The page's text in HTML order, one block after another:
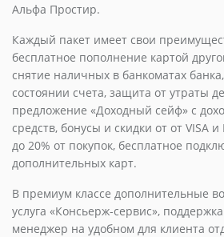
Альфа Простир.
Каждый пакет имеет свои
бесплатное пополнение картой
снятие наличных в банкоматах
состоянии счета, защита от утраты
предложение «Доходный сейф» с
средств, бонусы и скидки от от VISA
до 20% от покупок, бесплатное
дополнительных карт.
В премиум классе дополнительные
услуга «Консьерж-сервис»,
менеджер на удобном для клиента